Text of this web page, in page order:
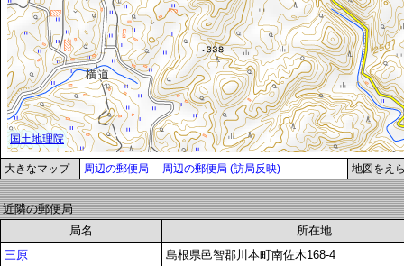
大きなマップ 周辺の郵便局 周辺の郵便局 (訪局反映) 地図をえ
近隣の郵便局
局名
所在地
三原
島根県邑智郡川本町南佐木168-4